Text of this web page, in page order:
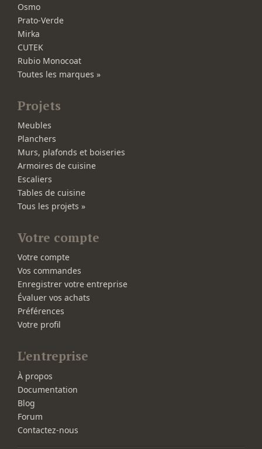
Osmo
Prato-Verde
Mirka
CUTEK
Rubio Monocoat
Toutes les marques »
Projets
Meubles
Planchers
Murs, plafonds et boiseries
Armoires de cuisine
Escaliers
Tables de cuisine
Tous les projets »
Votre compte
Votre compte
Vos commandes
Enregistrer votre entreprise
Évaluer vos achats
Préférences
Votre profil
L'entreprise
À propos
Documentation
Blog
Forum
Contactez-nous